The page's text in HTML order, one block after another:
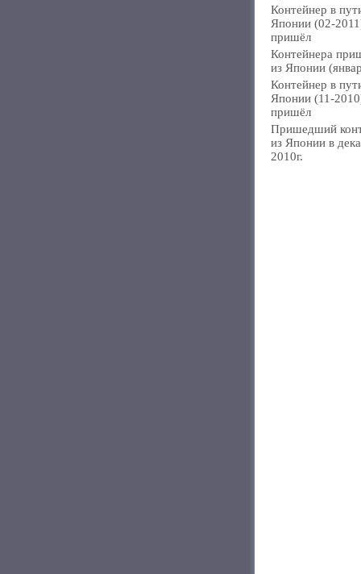
Контейнер в
Японии (02-
пришёл
Контейнера
из Японии
Контейнер в
Японии (11-
пришёл
Пришедший
из Японии в
2010г.